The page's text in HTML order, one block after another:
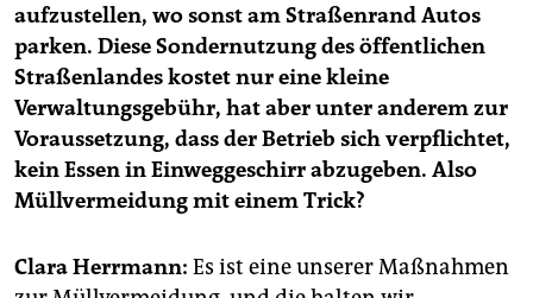
genossenschaft
epaper login
aufzustellen, wo sonst am Straßenrand Autos
parken. Diese Sondernutzung des öffentlichen
Straßenlandes kostet nur eine kleine
Verwaltungsgebühr, hat aber unter anderem zur
Voraussetzung, dass der Betrieb sich verpflichtet,
kein Essen in Einweggeschirr abzugeben. Also
Müllvermeidung mit einem Trick?
Clara Herrmann: Es ist eine unserer Maßnahmen